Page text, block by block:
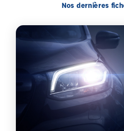
Nos dernières